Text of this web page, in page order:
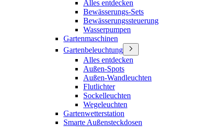
Alles entdecken
Bewässerungs-Sets
Bewässerungssteuerung
Wasserpumpen
Gartenmaschinen
Gartenbeleuchtung
Alles entdecken
Außen-Spots
Außen-Wandleuchten
Flutlichter
Sockelleuchten
Wegeleuchten
Gartenwetterstation
Smarte Außensteckdosen